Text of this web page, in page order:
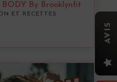
BODY By Brooklynfit
ET RECETTES

AVIS